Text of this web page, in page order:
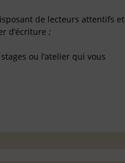
de lecteurs attentifs et
d’écriture ;
ou l’atelier qui vous